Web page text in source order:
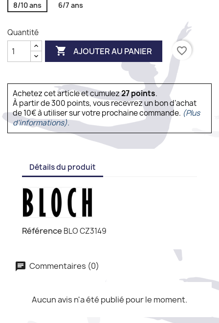
8/10 ans 6/7 ans
Quantité
 AJOUTER AU PANIER favorite_border
Achetez cet article et cumulez27points.
À partir de 300 points, vous recevrez un bon d’achat
de 10€ à utiliser sur votre prochaine commande. (Plus
d'informations).
Détails du produit
Référence BLO CZ3149
Commentaires (0)
Aucun avis n'a été publié pour le moment.